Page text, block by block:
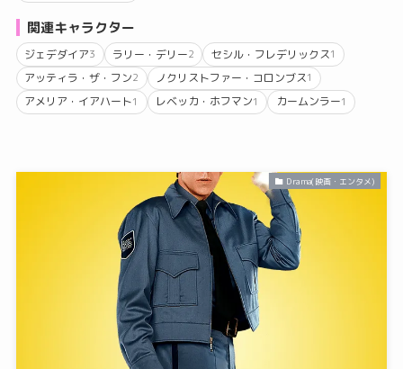
関連キャラクター
ジェデダイア3 ラリー・デリー2 セシル・フレデリックス1
アッティラ・ザ・フン2 ノクリストファー・コロンブス1
アメリア・イアハート1 レベッカ・ホフマン1 カームンラー1
Drama(映画・エンタメ)